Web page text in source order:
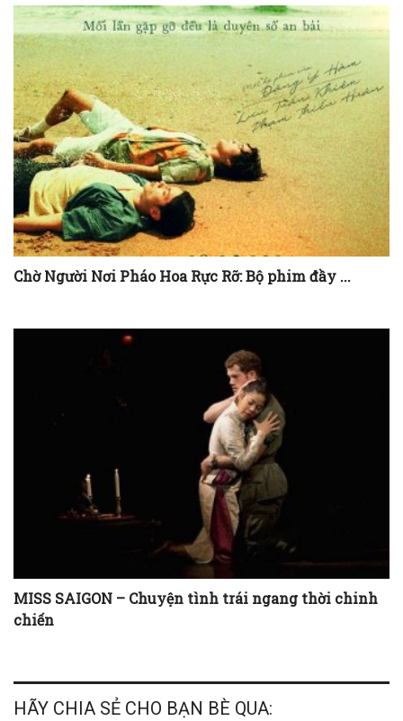
Chờ Người Nơi Pháo Hoa Rực Rỡ: Bộ phim đầy ...
MISS SAIGON – Chuyện tình trái ngang thời chinh
chiến
HÃY CHIA SẺ CHO BẠN BÈ QUA: